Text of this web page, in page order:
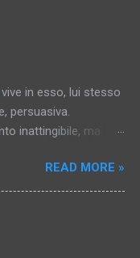
in esso, lui stesso
persuasiva.
inattingibile, ma
Il mondo vero,
un obbligo, un
nordica,
ci potrebbe
READ MORE »